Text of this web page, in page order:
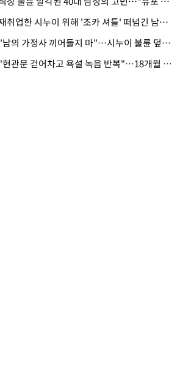
· 재취업한 시누이 위해 '조카 셔틀' 떠넘긴 남편…아내 "난 못한다"
· "남의 가정사 끼어들지 마"…시누이 불륜 덮으려는 남편에 억울한 아내
· "현관문 걷어차고 욕설 녹음 반복"…18개월 아기 키우는 집 뒤흔든 '앞집의 비극'